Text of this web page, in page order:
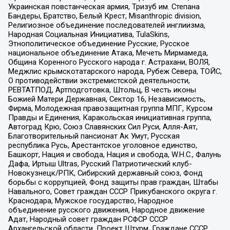
Украинская повстанческая армия, Тризуб им. Степана
Бандеры, Братство, Белый Крест, Misanthropic division,
Религиозное объединение последователей инглиизма,
Народная Социальная Инициатива, TulaSkins,
Этнополитическое объединение Русские, Русское
национальное объединение Атака, Мечеть Мирмамеда,
Община Коренного Русского народа г. Астрахани, ВОЛЯ,
Меджлис крымскотатарского народа, Рубеж Севера, ТОЙС,
О противодействии экстремистской деятельности,
РЕВТАТПОД, Артподготовка, Штольц, В честь иконы
Божией Матери Державная, Сектор 16, Независимость,
Фирма, Молодежная правозащитная группа МПГ, Курсом
Правды и Единения, Каракольская инициативная группа,
Автоград Крю, Союз Славянских Сил Руси, Алля-Аят,
Благотворительный пансионат Ак Умут, Русская
республика Русь, Арестантское уголовное единство,
Башкорт, Нация и свобода, Нация и свобода, W.H.С., Фалунь
Дафа, Иртыш Ultras, Русский Патриотический клуб-
Новокузнецк/РПК, Сибирский державный союз, Фонд
борьбы с коррупцией, Фонд защиты прав граждан, Штабы
Навального, Совет граждан СССР Прикубанского округа г.
Краснодара, Мужское государство, Народное
объединение русского движения, Народное движение
Адат, Народный совет граждан РСФСР СССР